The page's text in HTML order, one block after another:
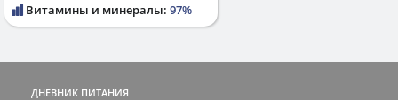
Витамины и минералы: 97%
ДНЕВНИК ПИТАНИЯ